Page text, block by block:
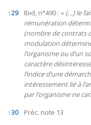
↑29 Ibid, n°490 : « (…) le
rémunération
(nombre de contrats
modulation
l’organisme ou d’un
caractère
l’indice d’une
intéressement lié à
par l’organisme ne
↑30
Préc. note 13